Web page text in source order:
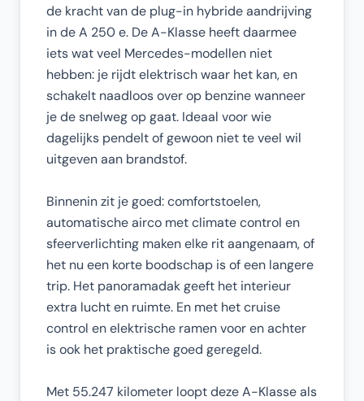
de kracht van de plug-in hybride aandrijving
in de A 250 e. De A-Klasse heeft daarmee
iets wat veel Mercedes-modellen niet
hebben: je rijdt elektrisch waar het kan, en
schakelt naadloos over op benzine wanneer
je de snelweg op gaat. Ideaal voor wie
dagelijks pendelt of gewoon niet te veel wil
uitgeven aan brandstof.
Binnenin zit je goed: comfortstoelen,
automatische airco met climate control en
sfeerverlichting maken elke rit aangenaam, of
het nu een korte boodschap is of een langere
trip. Het panoramadak geeft het interieur
extra lucht en ruimte. En met het cruise
control en elektrische ramen voor en achter
is ook het praktische goed geregeld.
Met 55.247 kilometer loopt deze A-Klasse als